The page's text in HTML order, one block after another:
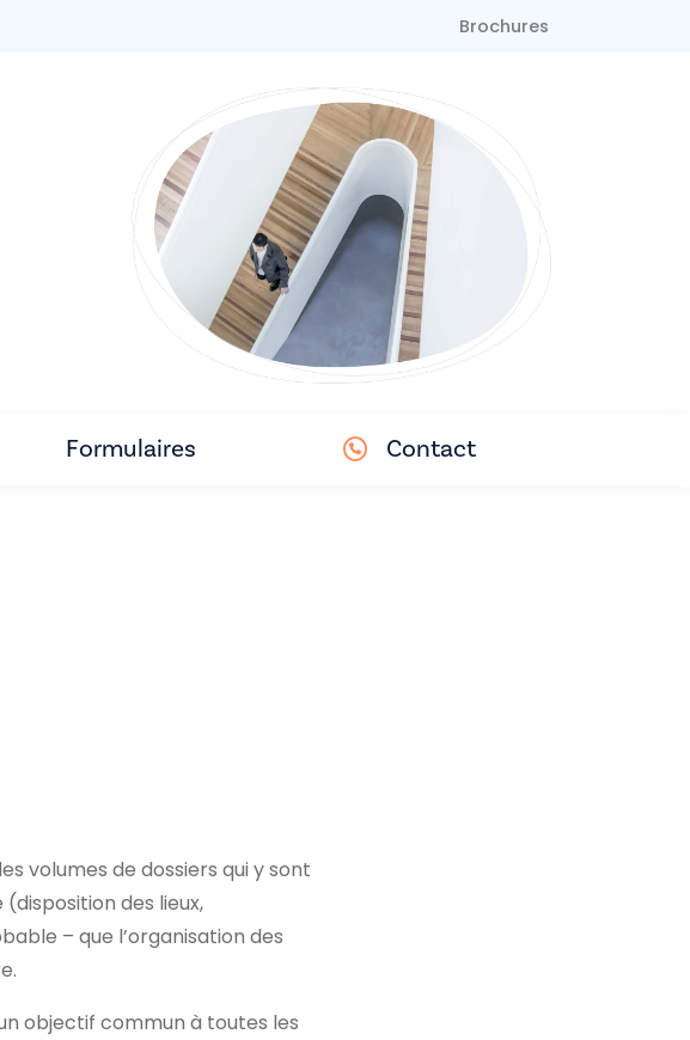
Brochures
Formulaires Contact
volumes de dossiers qui y sont
des lieux,
– que l’organisation des
objectif commun à toutes les